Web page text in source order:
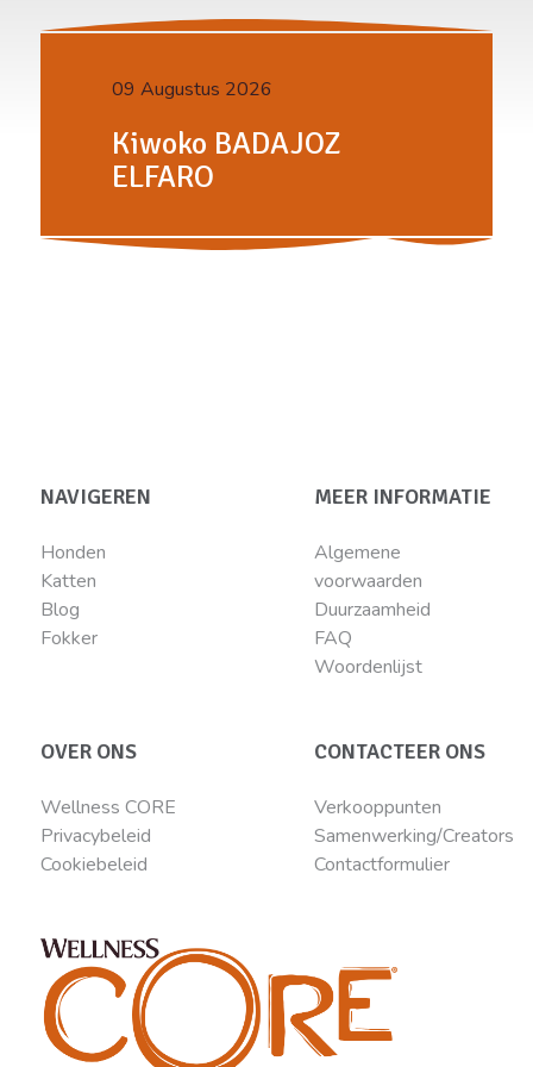
09 Augustus 2026
Kiwoko BADAJOZ
ELFARO
NAVIGEREN
Honden
Katten
Blog
Fokker
MEER INFORMATIE
Algemene
voorwaarden
Duurzaamheid
FAQ
Woordenlijst
OVER ONS
Wellness CORE
Privacybeleid
Cookiebeleid
CONTACTEER ONS
Verkooppunten
Samenwerking/Creators
Contactformulier